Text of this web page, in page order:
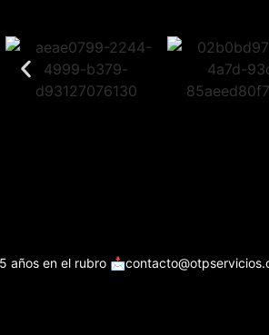
años en el rubro